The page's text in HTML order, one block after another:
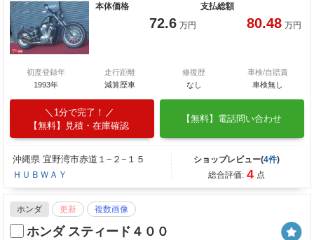
本体価格
72.6 万円
支払総額
80.48 万円
初度登録年
1993年
走行距離
減算歴車
修復歴
なし
車検/自賠責
車検無し
1分で完了！
【無料】見積・在庫確認
【無料】電話問い合わせ
沖縄県 宜野湾市赤道１−２−１５
ＨＵＢＷＡＹ
ショップレビュー(4件)
総合評価: 4 点
ホンダ 更新 複数画像
ホンダ スティード４００